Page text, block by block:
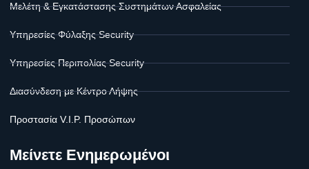
Μελέτη & Εγκατάστασης Συστημάτων Ασφαλείας
Υπηρεσίες Φύλαξης Security
Υπηρεσίες Περιπολίας Security
Διασύνδεση με Κέντρο Λήψης
Προστασία V.I.P. Προσώπων
Μείνετε Ενημερωμένοι